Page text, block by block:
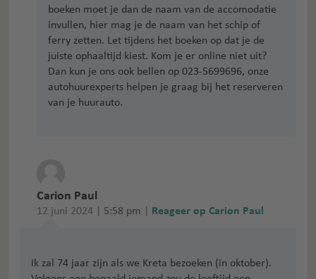
boeken moet je dan de naam van de accomodatie
invullen, hier mag je de naam van het schip of
ferry zetten. Let tijdens het boeken op dat je de
juiste ophaaltijd kiest. Kom je er online niet uit?
Dan kun je ons ook bellen op 023-5699696, onze
autohuurexperts helpen je graag bij het reserveren
van je huurauto.
Carion Paul
12 juni 2024 | 5:58 pm Reageer op Carion Paul
Ik zal 74 jaar zijn als we Kreta bezoeken (in oktober).